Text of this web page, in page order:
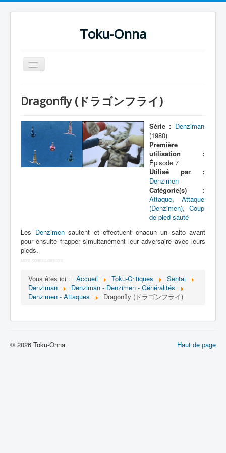
Toku-Onna
Basculer
la
Toku-Actrices
Toku-Critiques
Séries
Films
Denshi sentai Denziman (電子 戦
隊 デンジマン) = Escadron
Série
Objets
Dragonfly (ドラゴンフライ)
Série : Denziman
(1980)
Première
utilisation :
Épisode 7
Utilisé par :
Denzimen
Catégorie(s) :
Attaque, Attaque
(Denzimen), Coup
de pied sauté
Les Denzimensautent et effectuent chacun un salto avant
pour ensuite frapper simultanément leur adversaire avec leurs
pieds.
More Joomla Extensions
Vous êtes ici : Accueil Toku-Critiques
Sentai
Denziman
Denziman - Denzimen - Généralités
Denzimen - Attaques
Dragonfly (ドラゴンフライ)
Haut de page
© 2026 Toku-Onna